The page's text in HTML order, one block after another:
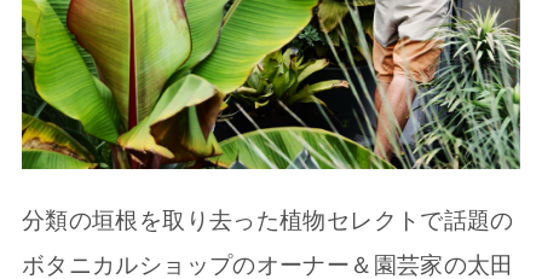
分類の垣根を取り去った植物セレクトで話題の
ボタニカルショップのオーナー＆園芸家の太田